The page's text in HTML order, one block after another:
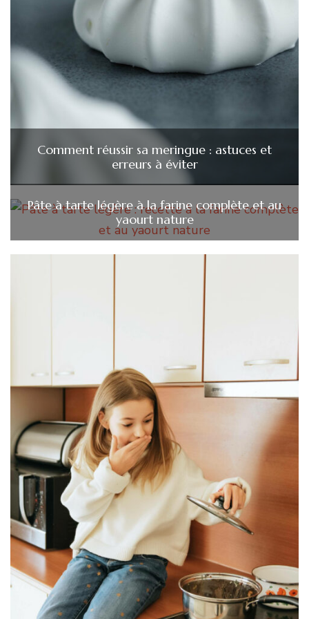
Comment réussir sa meringue : astuces et
erreurs à éviter
Pâte à tarte légère à la farine complète et au
yaourt nature